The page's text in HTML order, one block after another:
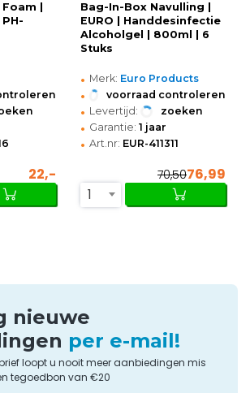
|
22,-
Bag-In-Box Navulling |
EURO | Handdesinfectie
Alcoholgel | 800ml | 6
Stuks
• Merk: Euro Products
• voorraad controleren
• Levertijd: zoeken
• Garantie: 1 jaar
• Art.nr: EUR-411311
70,5076,99
1
nieuwe
per e-mail!
loopt u nooit meer aanbiedingen mis
tegoedbon van €20